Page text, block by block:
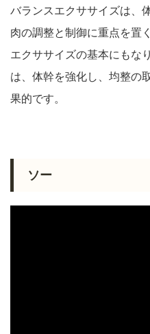
バランスエクササイズは、
肉の調整と制御に重点を置
エクササイズの基本にもな
は、体幹を強化し、均整の
果的です。
ソー